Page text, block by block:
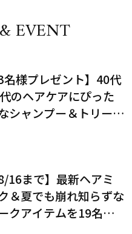
EVENT
3名様プレゼント】40代
のヘアケアにぴった
シャンプー＆トリート
8/16まで】最新ヘアミ
＆夏でも崩れ知らずな
クアイテムを19名様